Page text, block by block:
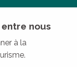
nous
à la